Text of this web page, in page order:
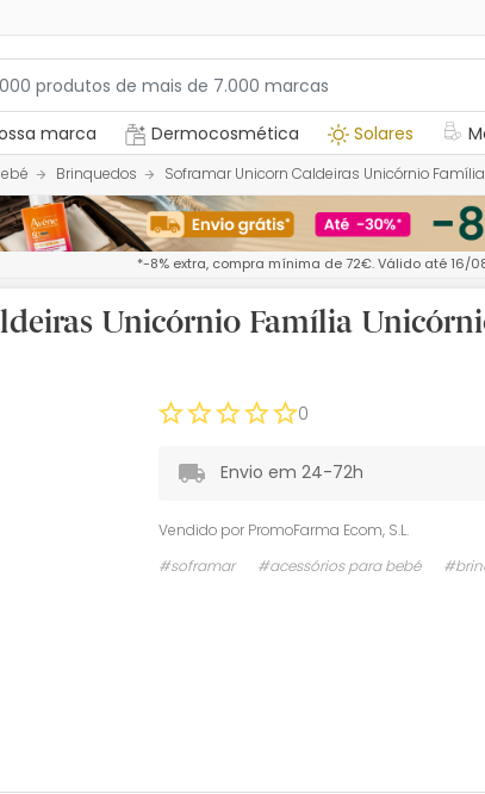
marca Dermocosmética Solares
Brinquedos Soframar Unicorn Caldeiras Unicórnio
*-8% extra, compra mínima de 72€. Válido até 16/
Unicórnio Família
0
Envio em 24-72h
Vendido por PromoFarma Ecom, S.L.
#soframar
#acessórios para bebé